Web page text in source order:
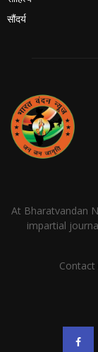
सौंदर्य
At Bharatvandan
impartial
Contact